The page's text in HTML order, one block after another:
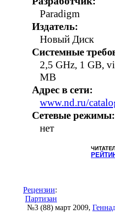
Paradigm
Издатель:
Новый Диск
Системные
2,5 GHz, 1 GB,
MB
Адрес в сети:
www.nd.ru/
Сетевые режимы:
нет
Рецензии:
Партизан
№3 (88) март 2009,